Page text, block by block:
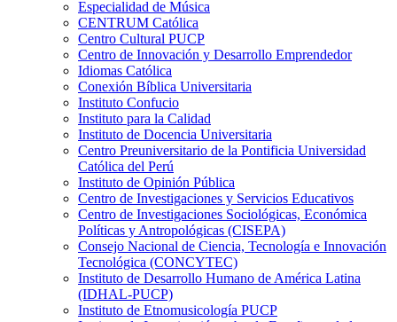
Especialidad de Música
CENTRUM Católica
Centro Cultural PUCP
Centro de Innovación y Desarrollo Emprendedor
Idiomas Católica
Conexión Bíblica Universitaria
Instituto Confucio
Instituto para la Calidad
Instituto de Docencia Universitaria
Centro Preuniversitario de la Pontificia Universidad
Católica del Perú
Instituto de Opinión Pública
Centro de Investigaciones y Servicios Educativos
Centro de Investigaciones Sociológicas, Económica
Políticas y Antropológicas (CISEPA)
Consejo Nacional de Ciencia, Tecnología e Innovación
Tecnológica (CONCYTEC)
Instituto de Desarrollo Humano de América Latina
(IDHAL-PUCP)
Instituto de Etnomusicología PUCP